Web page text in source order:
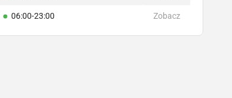
06:00-23:00 Zobacz